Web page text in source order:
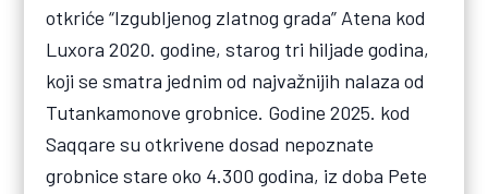
otkriće “Izgubljenog zlatnog grada” Atena kod
Luxora 2020. godine, starog tri hiljade godina,
koji se smatra jednim od najvažnijih nalaza od
Tutankamonove grobnice. Godine 2025. kod
Saqqare su otkrivene dosad nepoznate
grobnice stare oko 4.300 godina, iz doba Pete